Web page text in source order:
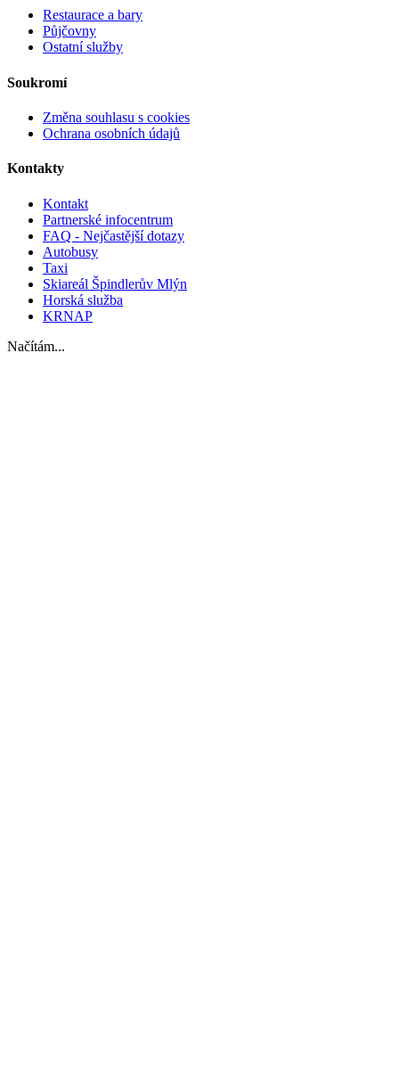
Restaurace a bary
Půjčovny
Ostatní služby
Soukromí
Změna souhlasu s cookies
Ochrana osobních údajů
Kontakty
Kontakt
Partnerské infocentrum
FAQ - Nejčastější dotazy
Autobusy
Taxi
Skiareál Špindlerův Mlýn
Horská služba
KRNAP
Načítám...